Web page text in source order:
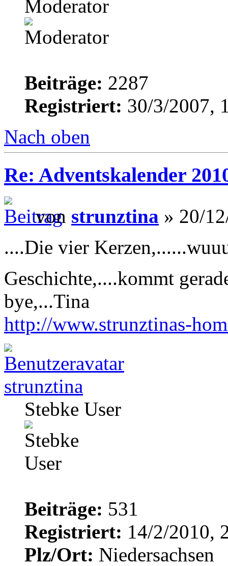
Moderator
Beiträge: 2287
Registriert: 30/3/2007,
Nach oben
Re: Adventskalender
von strunztina » 20/
....Die vier
Geschichte,....kommt
bye,...Tina
http://www.strunztinas-
strunztina
Stebke User
Beiträge: 531
Registriert: 14/2/2010,
Plz/Ort: Niedersachsen